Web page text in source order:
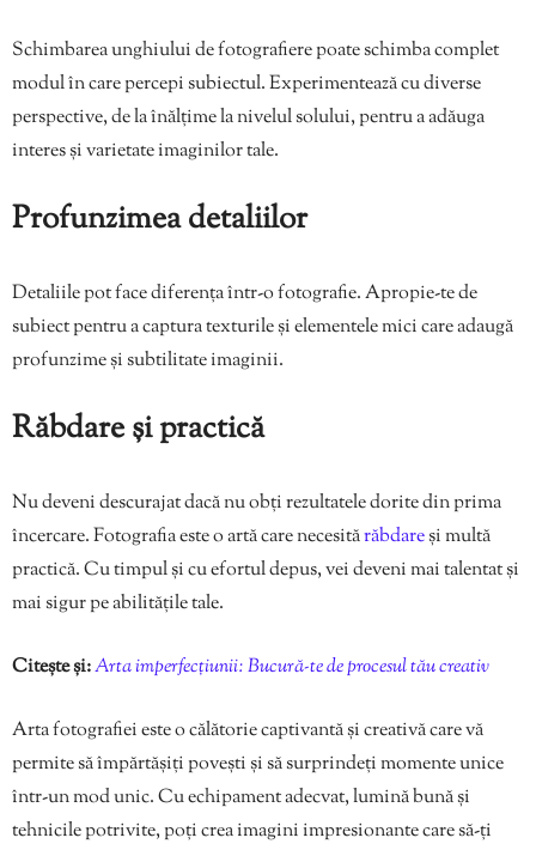
Schimbarea unghiului de fotografiere poate schimba complet
modul în care percepi subiectul. Experimentează cu diverse
perspective, de la înălțime la nivelul solului, pentru a adăuga
interes și varietate imaginilor tale.
Profunzimea detaliilor
Detaliile pot face diferența într-o fotografie. Apropie-te de
subiect pentru a captura texturile și elementele mici care adaugă
profunzime și subtilitate imaginii.
Răbdare și practică
Nu deveni descurajat dacă nu obți rezultatele dorite din prima
încercare. Fotografia este o artă care necesitărăbdareși multă
practică. Cu timpul și cu efortul depus, vei deveni mai talentat și
mai sigur pe abilitățile tale.
Citește și:Arta imperfecțiunii: Bucură-te de procesul tău creativ
Arta fotografiei este o călătorie captivantă și creativă care vă
permite să împărtășiți povești și să surprindeți momente unice
într-un mod unic. Cu echipament adecvat, lumină bună și
tehnicile potrivite, poți crea imagini impresionante care să-ți